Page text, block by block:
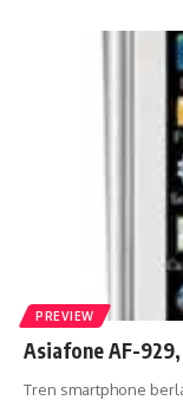
PREVIEW
Asiafone AF-929,
Tren smartphone